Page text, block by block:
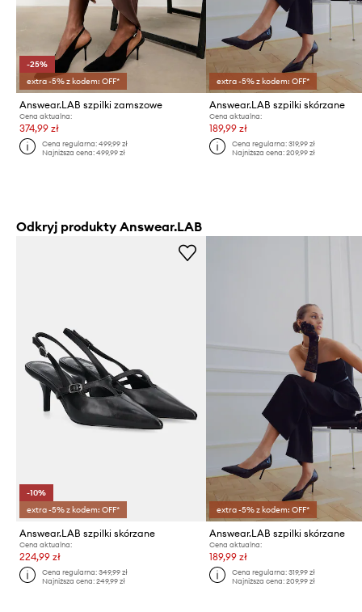
-25%
extra -5% z kodem: OFF*
Answear.LAB szpilki zamszowe
Cena aktualna:
374,99 zł
Cena regularna:499,99 zł
Najniższa cena:499,99 zł
extra -5% z kodem: OFF*
Answear.LAB szpilki skórzane
Cena aktualna:
189,99 zł
Cena regularna: 319,99 zł
Najniższa cena: 209,99 zł
Odkryj produkty Answear.LAB
-10%
extra -5% z kodem: OFF*
Answear.LAB szpilki skórzane
Cena aktualna:
224,99 zł
Cena regularna:349,99 zł
Najniższa cena:249,99 zł
extra -5% z kodem: OFF*
Answear.LAB szpilki skórzane
Cena aktualna:
189,99 zł
Cena regularna: 319,99 zł
Najniższa cena: 209,99 zł